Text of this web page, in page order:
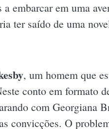
a embarcar em uma
ter saído de uma
, um homem que
conto em formato
com Georgiana
convicções. O